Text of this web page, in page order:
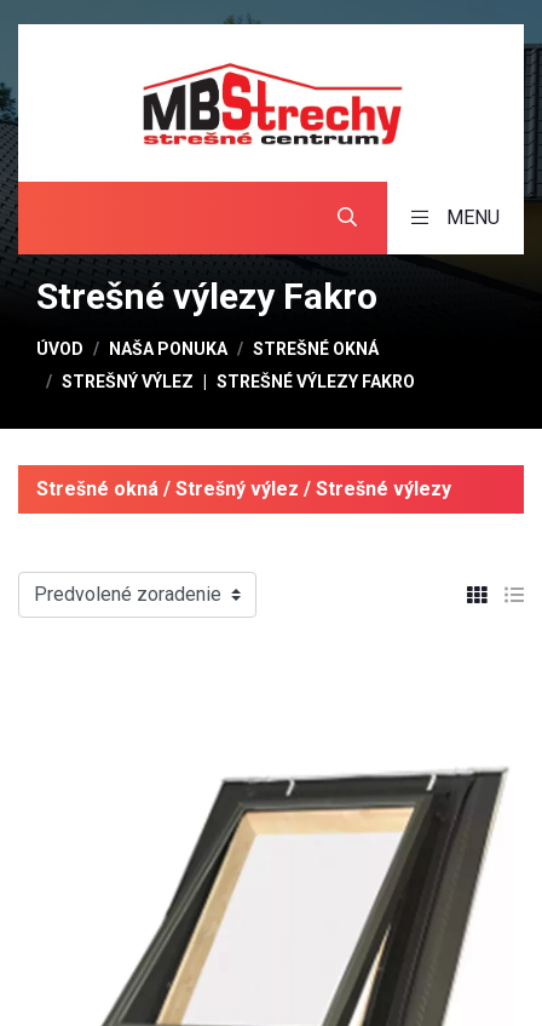
MENU
Strešné výlezy Fakro
ÚVOD NAŠA PONUKA
STREŠNÉ OKNÁ
STREŠNÝ VÝLEZ
STREŠNÉ VÝLEZY FAKRO
Strešné okná / Strešný výlez / Strešné výlezy
Predvolené zoradenie